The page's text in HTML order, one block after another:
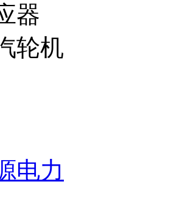
器
轮机
电力